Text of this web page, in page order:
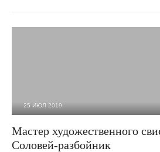
25 ИЮЛ 2019
Мастер художественного
Соловей-разбойник